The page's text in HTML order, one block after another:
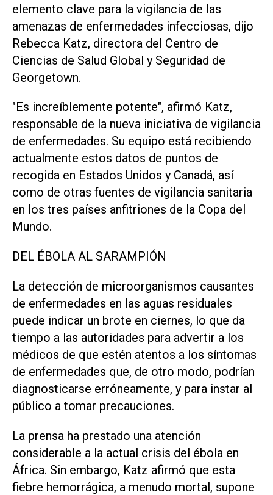
elemento ​clave para la vigilancia ‌de las
amenazas de enfermedades infecciosas, dijo
Rebecca Katz, directora del Centro de
Ciencias de Salud Global y Seguridad de
Georgetown.
"Es increíblemente potente", afirmó Katz,
responsable de la nueva iniciativa de vigilancia
de enfermedades. Su equipo está recibiendo
actualmente estos datos de puntos de
recogida en Estados Unidos y Canadá, así
como de otras fuentes de vigilancia sanitaria
en los tres países anfitriones de la Copa del
Mundo.
DEL ÉBOLA AL SARAMPIÓN
La ⁠detección de microorganismos causantes
de enfermedades en las aguas residuales
puede indicar un brote en ciernes, lo que da
tiempo a las autoridades para advertir a los
médicos de que estén atentos a los síntomas
de enfermedades que, de otro modo, podrían
diagnosticarse erróneamente, y para instar al
público a tomar precauciones.
La prensa ha prestado una atención
considerable a la actual crisis del ébola en
África. Sin embargo, Katz afirmó que esta
fiebre hemorrágica, a menudo mortal, supone